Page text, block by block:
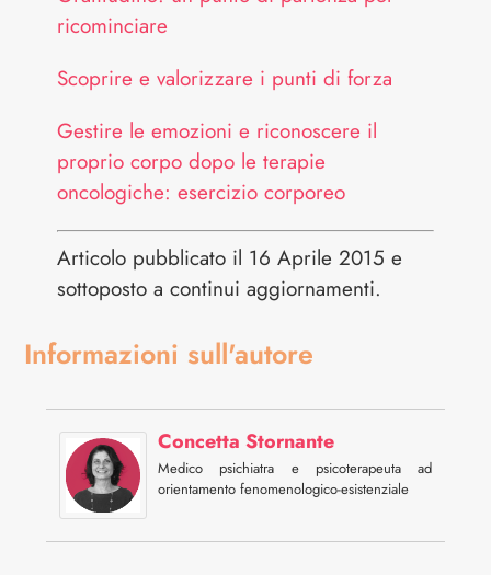
ricominciare
Scoprire e valorizzare i punti di forza
Gestire le emozioni e riconoscere il
proprio corpo dopo le terapie
oncologiche: esercizio corporeo
Articolo pubblicato il 16 Aprile 2015 e
sottoposto a continui aggiornamenti.
Informazioni sull'autore
Concetta Stornante
Medico psichiatra e psicoterapeuta ad
orientamento fenomenologico-esistenziale